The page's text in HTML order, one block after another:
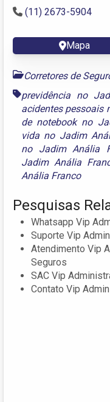
(11) 2673-5904 ‎
Mapa
Corretores de
previdência no
acidentes pessoais
de notebook no
vida no Jadim
no Jadim Anália
Jadim Anália
Anália Franco
Pesquisas
Whatsapp Vip
Suporte Vip
Atendimento Vip
Seguros
SAC Vip
Contato Vip